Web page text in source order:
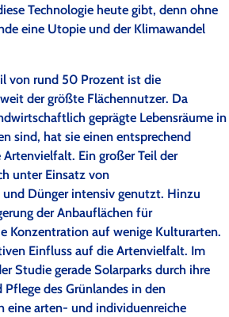
Technologie heute gibt, denn ohne
eine Utopie und der Klimawandel
von rund 50 Prozent ist die
der größte Flächennutzer. Da
geprägte Lebensräume in
sind, hat sie einen entsprechend
Ein großer Teil der
unter Einsatz von
Dünger intensiv genutzt. Hinzu
der Anbauflächen für
Konzentration auf wenige Kulturarten.
Einfluss auf die Artenvielfalt. Im
Studie gerade Solarparks durch ihre
des Grünlandes in den
eine arten- und individuenreiche